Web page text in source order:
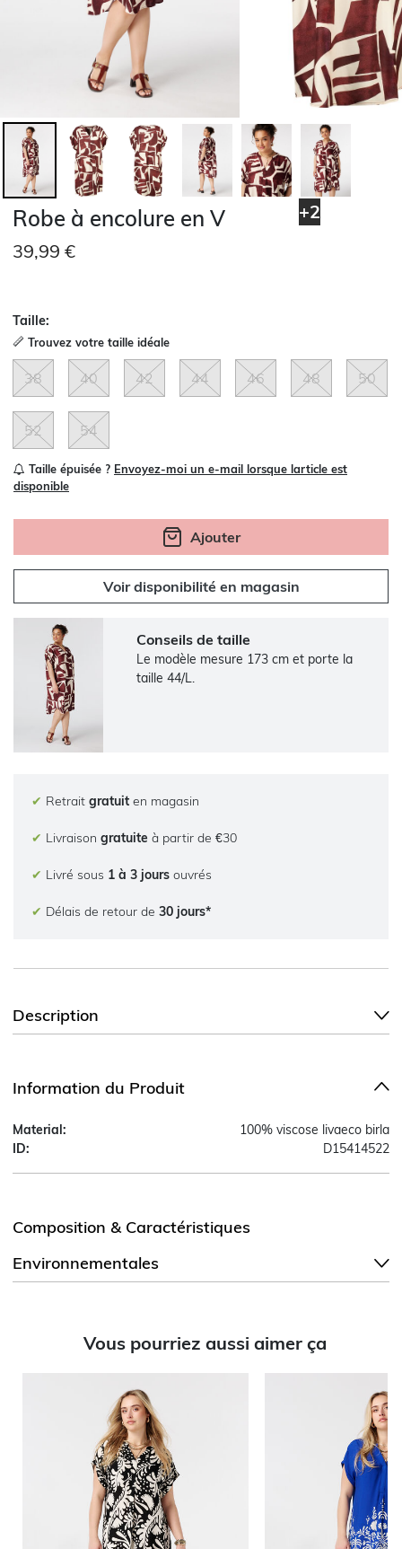
+2
Robe à encolure en V
39,99 €
Taille:
Trouvez votre taille idéale
38 40 42 44 46 48 50
52 54
Taille épuisée ? Envoyez-moi un e-mail lorsque larticle est
disponible
Ajouter
Voir disponibilité en magasin
Conseils de taille
Le modèle mesure 173 cm et porte la
taille 44/L.
✔ Retrait gratuit en magasin
✔ Livraison gratuite à partir de €30
✔ Livré sous 1 à 3 jours ouvrés
✔ Délais de retour de 30 jours*
Description
Information du Produit
Material:
100% viscose livaeco birla
ID:
D15414522
Composition & Caractéristiques
Environnementales
Vous pourriez aussi aimer ça